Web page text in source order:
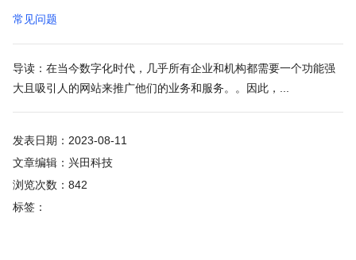
常见问题
导读：在当今数字化时代，几乎所有企业和机构都需要一个功能强
大且吸引人的网站来推广他们的业务和服务。。因此，...
发表日期：2023-08-11
文章编辑：兴田科技
浏览次数：842
标签：